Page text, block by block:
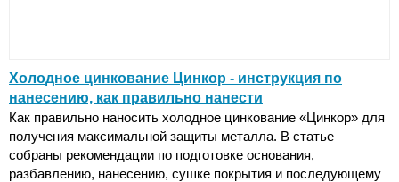
Холодное цинкование Цинкор - инструкция по
нанесению, как правильно нанести
Как правильно наносить холодное цинкование «Цинкор» для
получения максимальной защиты металла. В статье
собраны рекомендации по подготовке основания,
разбавлению, нанесению, сушке покрытия и последующему